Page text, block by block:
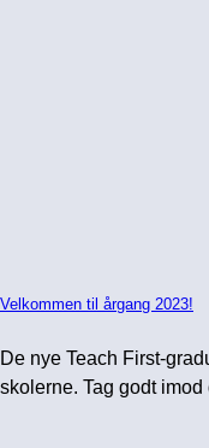
Velkommen til årgang 2023!
De nye Teach First-
skolerne. Tag godt imod